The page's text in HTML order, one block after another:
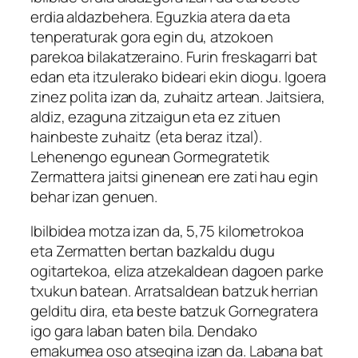
erdia aldazbehera. Eguzkia atera da eta
tenperaturak gora egin du, atzokoen
parekoa bilakatzeraino. Furin freskagarri bat
edan eta itzulerako bideari ekin diogu. Igoera
zinez polita izan da, zuhaitz artean. Jaitsiera,
aldiz, ezaguna zitzaigun eta ez zituen
hainbeste zuhaitz (eta beraz itzal).
Lehenengo egunean Gormegratetik
Zermattera jaitsi ginenean ere zati hau egin
behar izan genuen.
Ibilbidea motza izan da, 5,75 kilometrokoa
eta Zermatten bertan bazkaldu dugu
ogitartekoa, eliza atzekaldean dagoen parke
txukun batean. Arratsaldean batzuk herrian
gelditu dira, eta beste batzuk Gornegratera
igo gara laban baten bila. Dendako
emakumea oso atsegina izan da. Labana bat